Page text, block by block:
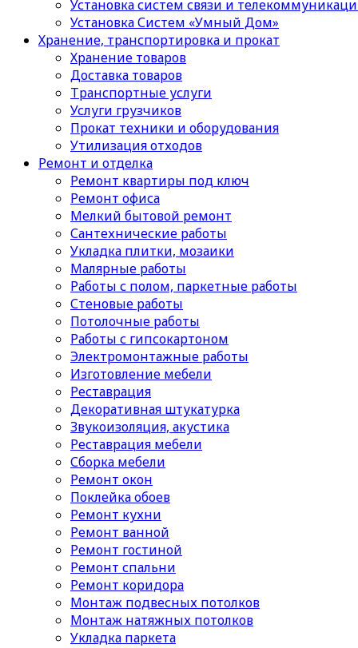
Установка систем связи и
Установка Систем «Умный Дом»
Хранение, транспортировка и прокат
Хранение товаров
Доставка товаров
Транспортные услуги
Услуги грузчиков
Прокат техники и оборудования
Утилизация отходов
Ремонт и отделка
Ремонт квартиры под ключ
Ремонт офиса
Мелкий бытовой ремонт
Сантехнические работы
Укладка плитки, мозаики
Малярные работы
Работы с полом, паркетные работы
Стеновые работы
Потолочные работы
Работы с гипсокартоном
Электромонтажные работы
Изготовление мебели
Реставрация
Декоративная штукатурка
Звукоизоляция, акустика
Реставрация мебели
Сборка мебели
Ремонт окон
Поклейка обоев
Ремонт кухни
Ремонт ванной
Ремонт гостиной
Ремонт спальни
Ремонт коридора
Монтаж подвесных потолков
Монтаж натяжных потолков
Укладка паркета